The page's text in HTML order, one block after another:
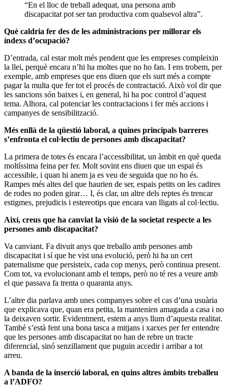
“En el lloc de treball adequat, una persona amb
discapacitat pot ser tan productiva com qualsevol altra”.
Què caldria fer des de les administracions per millorar els
índexs d’ocupació?
D’entrada, cal estar molt més pendent que les empreses compleixin
la llei, perquè encara n’hi ha moltes que no ho fan. I ens trobem, per
exemple, amb empreses que ens diuen que els surt més a compte
pagar la multa que fer tot el procés de contractació. Això vol dir que
les sancions són baixes i, en general, hi ha poc control d’aquest
tema. Alhora, cal potenciar les contractacions i fer més accions i
campanyes de sensibilització.
Més enllà de la qüestió laboral, a quines principals barreres
s’enfronta el col·lectiu de persones amb discapacitat?
La primera de totes és encara l’accessibilitat, un àmbit en què queda
moltíssima feina per fer. Molt sovint ens diuen que un espai és
accessible, i quan hi anem ja es veu de seguida que no ho és.
Rampes més altes del que haurien de ser, espais petits on les cadires
de rodes no poden girar… I, és clar, un altre dels reptes és trencar
estigmes, prejudicis i estereotips que encara van lligats al col·lectiu.
Així, creus que ha canviat la visió de la societat respecte a les
persones amb discapacitat?
Va canviant. Fa divuit anys que treballo amb persones amb
discapacitat i sí que he vist una evolució, però hi ha un cert
paternalisme que persisteix, cada cop menys, però continua present.
Com tot, va evolucionant amb el temps, però no té res a veure amb
el que passava fa trenta o quaranta anys.
L’altre dia parlava amb unes companyes sobre el cas d’una usuària
que explicava que, quan era petita, la mantenien amagada a casa i no
la deixaven sortir. Evidentment, estem a anys llum d’aquesta realitat.
També s’està fent una bona tasca a mitjans i xarxes per fer entendre
que les persones amb discapacitat no han de rebre un tracte
diferencial, sinó senzillament que puguin accedir i arribar a tot
arreu.
A banda de la inserció laboral, en quins altres àmbits treballeu
a l’ADFO?